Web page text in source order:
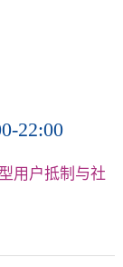
22:00
用户抵制与社